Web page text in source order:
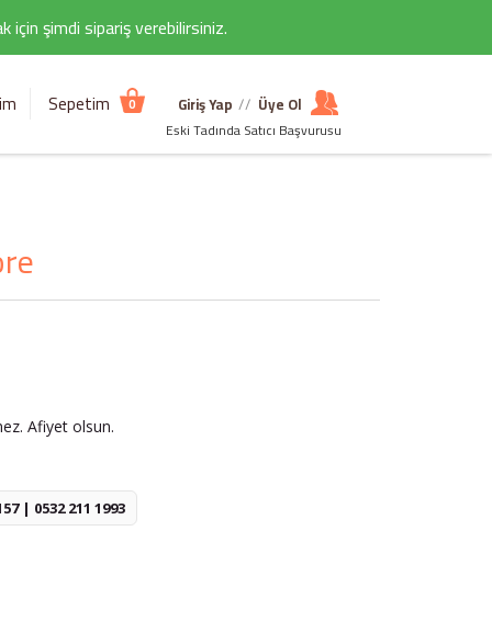
için şimdi sipariş verebilirsiniz.
Sepetim 0 Giriş Yap // Üye Ol
Eski Tadında Satıcı Başvurusu
Afiyet olsun.
| 0532 211 1993